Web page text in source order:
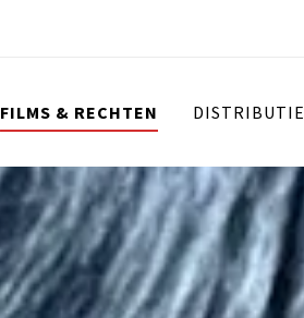
FILMS & RECHTEN DISTRIBUTIE